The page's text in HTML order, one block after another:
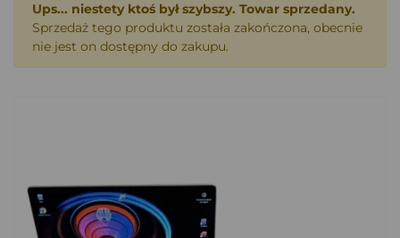
Ups... niestety ktoś był szybszy. Towar sprzedany.
Sprzedaż tego produktu została zakończona, obecnie
nie jest on dostępny do zakupu.